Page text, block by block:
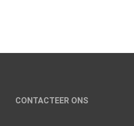
CONTACTEER ONS